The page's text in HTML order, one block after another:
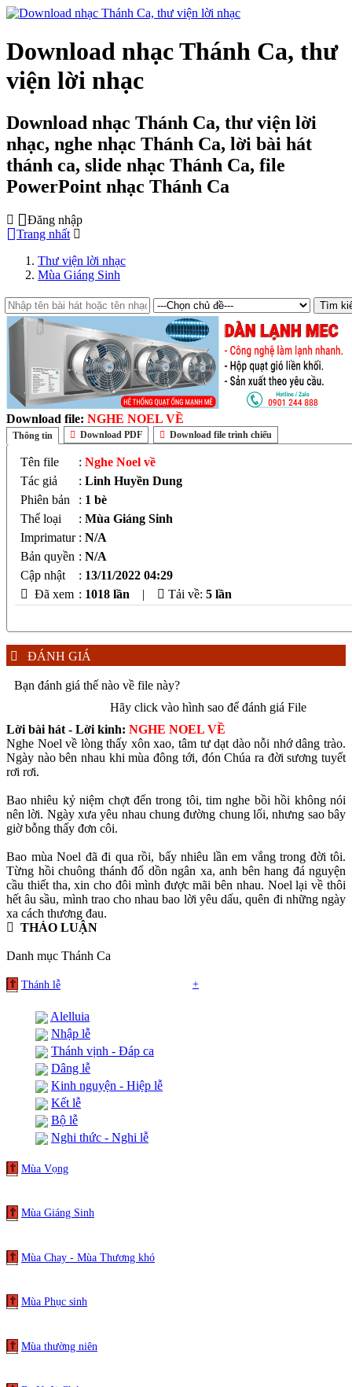
Download nhạc Thánh Ca, thư
viện lời nhạc
Download nhạc Thánh Ca, thư viện lời
nhạc, nghe nhạc Thánh Ca, lời bài hát
thánh ca, slide nhạc Thánh Ca, file
PowerPoint nhạc Thánh Ca
Đăng nhập
Trang nhất
Thư viện lời nhạc
Mùa Giáng Sinh
Download file: NGHE NOEL VỀ
Thông tin Download PDF Download file trình chiếu
Tên file : Nghe Noel về
Tác giả
: Linh Huyền Dung
Phiên bản
: 1 bè
Thể loại
: Mùa Giáng Sinh
Imprimatur : N/A
Bản quyền : N/A
Cập nhật
: 13/11/2022 04:29
Đã xem : 1018 lần | Tải về: 5 lần
ĐÁNH GIÁ
Bạn đánh giá thế nào về file này?
Hãy click vào hình sao để đánh giá File
Lời bài hát - Lời kinh: NGHE NOEL VỀ
Nghe Noel về lòng thấy xôn xao, tâm tư dạt dào nỗi nhớ dâng trào.
Ngày nào bên nhau khi mùa đông tới, đón Chúa ra đời sương tuyết
rơi rơi.
Bao nhiêu kỷ niệm chợt đến trong tôi, tim nghe bồi hồi không nói
nên lời. Ngày xưa yêu nhau chung đường chung lối, nhưng sao bây
giờ bỗng thấy đơn côi.
Bao mùa Noel đã đi qua rồi, bấy nhiêu lần em vắng trong đời tôi.
Từng hồi chuông thánh đổ dồn ngân xa, anh bên hang đá nguyện
cầu thiết tha, xin cho đôi mình được mãi bên nhau. Noel lại về thôi
hết âu sầu, mình trao cho nhau bao lời yêu dấu, quên đi những ngày
xa cách thương đau.
THẢO LUẬN
Danh mục Thánh Ca
Thánh lễ +
Alelluia
Nhập lễ
Thánh vịnh - Đáp ca
Dâng lễ
Kinh nguyện - Hiệp lễ
Kết lễ
Bộ lễ
Nghi thức - Nghi lễ
Mùa Vọng
Mùa Giáng Sinh
Mùa Chay - Mùa Thương khó
Mùa Phục sinh
Mùa thường niên